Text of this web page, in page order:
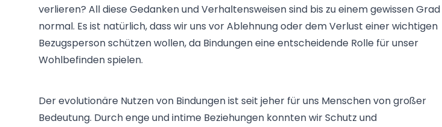
verlieren? All diese Gedanken und Verhaltensweisen sind bis zu einem gewissen Grad
normal. Es ist natürlich, dass wir uns vor Ablehnung oder dem Verlust einer wichtigen
Bezugsperson schützen wollen, da Bindungen eine entscheidende Rolle für unser
Wohlbefinden spielen.
Der evolutionäre Nutzen von Bindungen ist seit jeher für uns Menschen von großer
Bedeutung. Durch enge und intime Beziehungen konnten wir Schutz und